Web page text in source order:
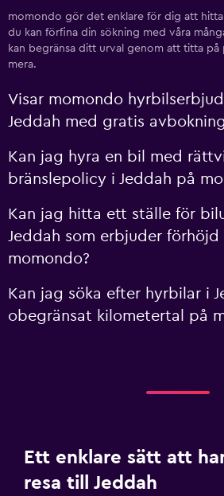
momondo gör det enklare för dig att
du kan förfina din sökning med våra
kan begränsa ditt urval genom att titta på
mera.
Visar momondo
Jeddah med gratis
Kan jag hyra en bil med
bränslepolicy i Jeddah på
Kan jag hitta ett ställe för
Jeddah som erbjuder
momondo?
Kan jag söka efter hyrbilar i
obegränsat kilometertal på
Ett enklare sätt att
resa till Jeddah